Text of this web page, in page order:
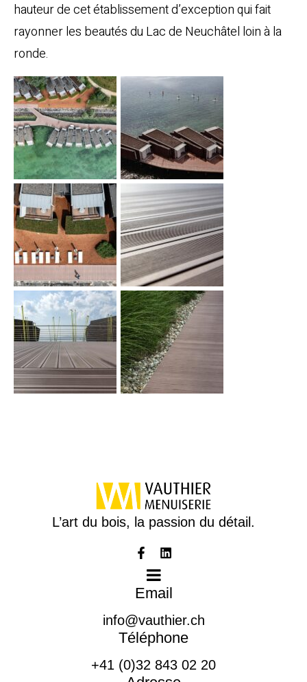
hauteur de cet établissement d’exception qui fait
rayonner les beautés du Lac de Neuchâtel loin à la
ronde.
L’art du bois, la passion du détail.
Email
info@vauthier.ch
Téléphone
+41 (0)32 843 02 20